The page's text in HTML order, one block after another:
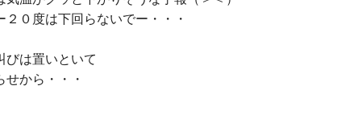
２０度は下回らないでー・・・
びは置いといて
せから・・・